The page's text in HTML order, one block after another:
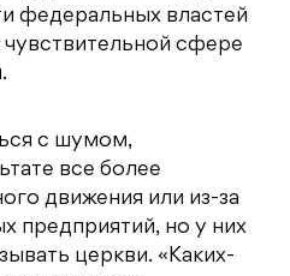
федеральных властей
сфере
с шумом,
все более
движения или из-за
предприятий, но у них
церкви. «Каких-